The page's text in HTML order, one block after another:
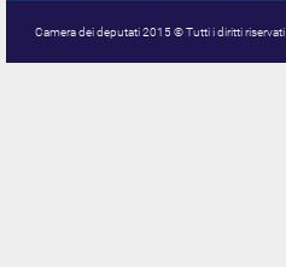
Camera dei deputati 2015 © Tutti i diritti riservati